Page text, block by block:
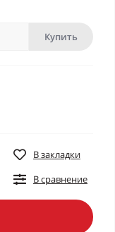
Купить
В закладки
В сравнение